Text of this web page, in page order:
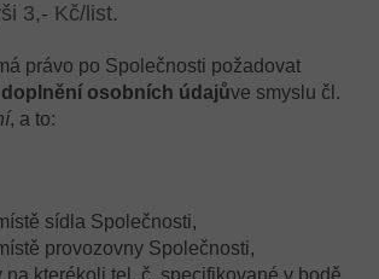
3,- Kč/list.
právo po Společnosti požadovat
osobních údajůve smyslu čl.
, a to:
sídla Společnosti,
provozovny Společnosti,
na kterékoli tel. č. specifikované v bodě